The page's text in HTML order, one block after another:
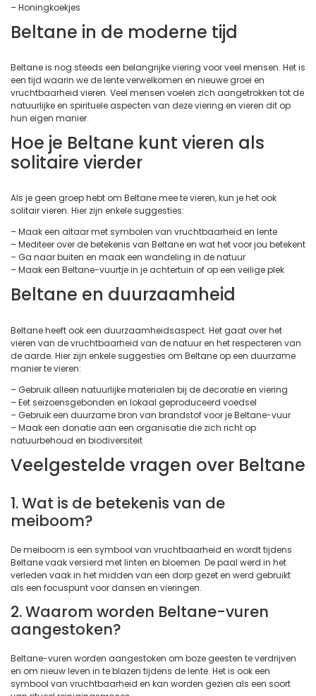
– Honingkoekjes
Beltane in de moderne tijd
Beltane is nog steeds een belangrijke viering voor veel mensen. Het is
een tijd waarin we de lente verwelkomen en nieuwe groei en
vruchtbaarheid vieren. Veel mensen voelen zich aangetrokken tot de
natuurlijke en spirituele aspecten van deze viering en vieren dit op
hun eigen manier.
Hoe je Beltane kunt vieren als
solitaire vierder
Als je geen groep hebt om Beltane mee te vieren, kun je het ook
solitair vieren. Hier zijn enkele suggesties:
– Maak een altaar met symbolen van vruchtbaarheid en lente
– Mediteer over de betekenis van Beltane en wat het voor jou betekent
– Ga naar buiten en maak een wandeling in de natuur
– Maak een Beltane-vuurtje in je achtertuin of op een veilige plek
Beltane en duurzaamheid
Beltane heeft ook een duurzaamheidsaspect. Het gaat over het
vieren van de vruchtbaarheid van de natuur en het respecteren van
de aarde. Hier zijn enkele suggesties om Beltane op een duurzame
manier te vieren:
– Gebruik alleen natuurlijke materialen bij de decoratie en viering
– Eet seizoensgebonden en lokaal geproduceerd voedsel
– Gebruik een duurzame bron van brandstof voor je Beltane-vuur
– Maak een donatie aan een organisatie die zich richt op
natuurbehoud en biodiversiteit
Veelgestelde vragen over Beltane
1. Wat is de betekenis van de
meiboom?
De meiboom is een symbool van vruchtbaarheid en wordt tijdens
Beltane vaak versierd met linten en bloemen. De paal werd in het
verleden vaak in het midden van een dorp gezet en werd gebruikt
als een focuspunt voor dansen en vieringen.
2. Waarom worden Beltane-vuren
aangestoken?
Beltane-vuren worden aangestoken om boze geesten te verdrijven
en om nieuw leven in te blazen tijdens de lente. Het is ook een
symbool van vruchtbaarheid en kan worden gezien als een soort